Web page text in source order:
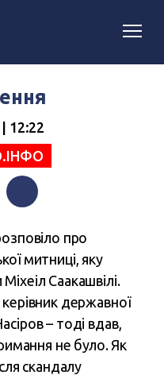
12:22
про
митниці, яку
Саакашвілі.
державної
– тоді вдав,
не було. Як
скандалу